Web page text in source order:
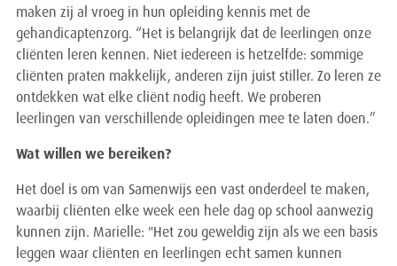
maken zij al vroeg in hun opleiding kennis met de
gehandicaptenzorg. “Het is belangrijk dat de leerlingen onze
cliënten leren kennen. Niet iedereen is hetzelfde: sommige
cliënten praten makkelijk, anderen zijn juist stiller. Zo leren ze
ontdekken wat elke cliënt nodig heeft. We proberen
leerlingen van verschillende opleidingen mee te laten doen.”
Wat willen we bereiken?
Het doel is om van Samenwijs een vast onderdeel te maken,
waarbij cliënten elke week een hele dag op school aanwezig
kunnen zijn. Marielle: "Het zou geweldig zijn als we een basis
leggen waar cliënten en leerlingen echt samen kunnen